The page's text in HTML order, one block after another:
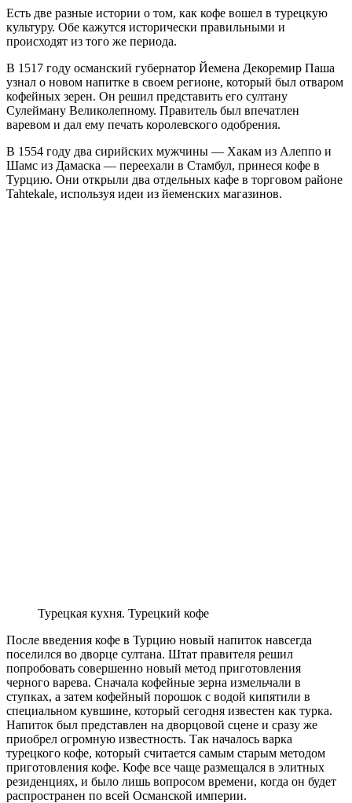
Есть две разные истории о том, как кофе вошел в турецкую
культуру. Обе кажутся исторически правильными и
происходят из того же периода.
В 1517 году османский губернатор Йемена Декоремир Паша
узнал о новом напитке в своем регионе, который был отваром
кофейных зерен. Он решил представить его султану
Сулейману Великолепному. Правитель был впечатлен
варевом и дал ему печать королевского одобрения.
В 1554 году два сирийских мужчины — Хакам из Алеппо и
Шамс из Дамаска — переехали в Стамбул, принеся кофе в
Турцию. Они открыли два отдельных кафе в торговом районе
Tahtekale, используя идеи из йеменских магазинов.
Турецкая кухня. Турецкий кофе
После введения кофе в Турцию новый напиток навсегда
поселился во дворце султана. Штат правителя решил
попробовать совершенно новый метод приготовления
черного варева. Сначала кофейные зерна измельчали в
ступках, а затем кофейный порошок с водой кипятили в
специальном кувшине, который сегодня известен как турка.
Напиток был представлен на дворцовой сцене и сразу же
приобрел огромную известность. Так началось варка
турецкого кофе, который считается самым старым методом
приготовления кофе. Кофе все чаще размещался в элитных
резиденциях, и было лишь вопросом времени, когда он будет
распространен по всей Османской империи.